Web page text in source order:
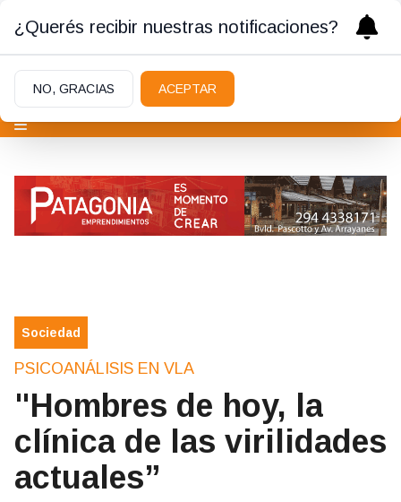
Sociedad
PSICOANÁLISIS EN VLA
"Hombres de hoy, la
clínica de las virilidades
actuales”
¿Querés recibir nuestras notificaciones?
NO, GRACIAS ACEPTAR